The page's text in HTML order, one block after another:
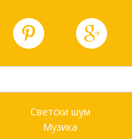
Светски шум
Музика